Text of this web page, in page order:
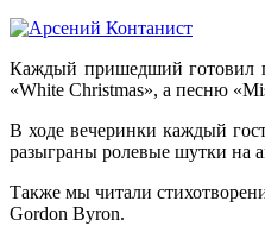
Каждый пришедший готовил
«White Christmas», а песню
В ходе вечеринки каждый
разыграны ролевые шутки на
Также мы читали
Gordon Byron.